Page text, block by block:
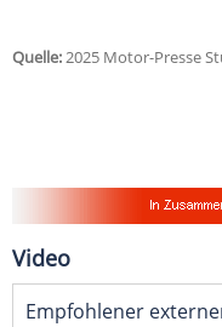
Quelle:2025 Motor-Presse
Video
Empfohlener